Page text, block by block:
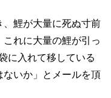
鯉が大量に死ぬ寸前
れに大量の鯉が引っ
に入れて移している
いか」とメールを頂